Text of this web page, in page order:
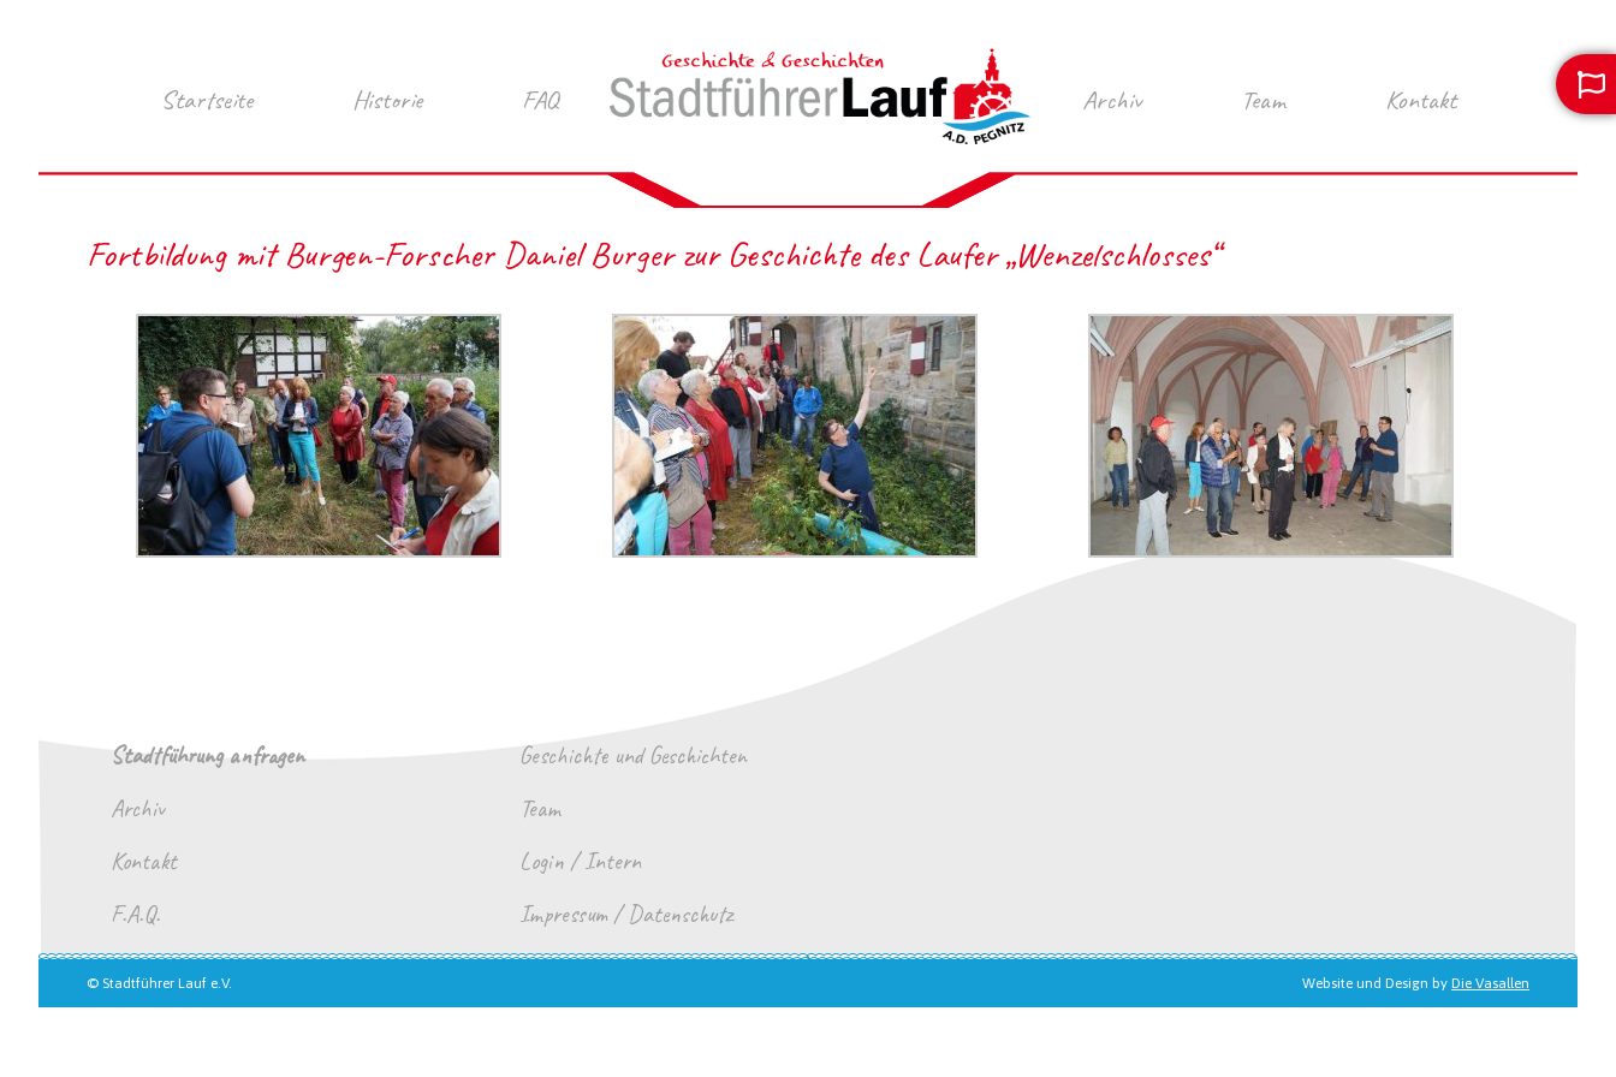
Startseite Historie FAQ Archiv Team Kontakt
Fortbildung mit Burgen-Forscher Daniel Burger zur Geschichte des Laufer „Wenzelschlosses“
Stadtführung anfragen
Archiv
Kontakt
F.A.Q.
Geschichte und Geschichten
Team
Login / Intern
Impressum / Datenschutz
© Stadtführer Lauf e.V. Website und Design by Die Vasallen